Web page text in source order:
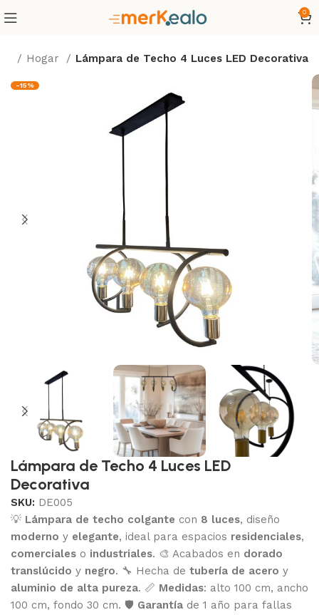
0
Hogar Lámpara de Techo 4 Luces LED Decorativa
-15%
Lámpara de Techo 4 Luces LED
Decorativa
SKU: DE005
💡 Lámpara de techo colgante con 8 luces, diseño
moderno y elegante, ideal para espacios residenciales,
comerciales o industriales. 🎨 Acabados en dorado
translúcido y negro. 🔧 Hecha detubería de acero y
aluminio de alta pureza. 📏 Medidas: alto 100 cm, ancho
100 cm, fondo 30 cm. 🛡️ Garantía de 1 año para fallas